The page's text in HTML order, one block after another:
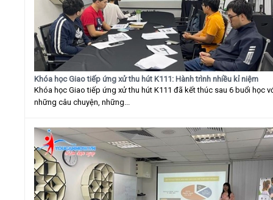
Khóa học Giao tiếp ứng xử thu hút K111: Hành trình nhiều kỉ niệm
Khóa học Giao tiếp ứng xử thu hút K111 đã kết thúc sau 6 buổi học
những câu chuyện, những...